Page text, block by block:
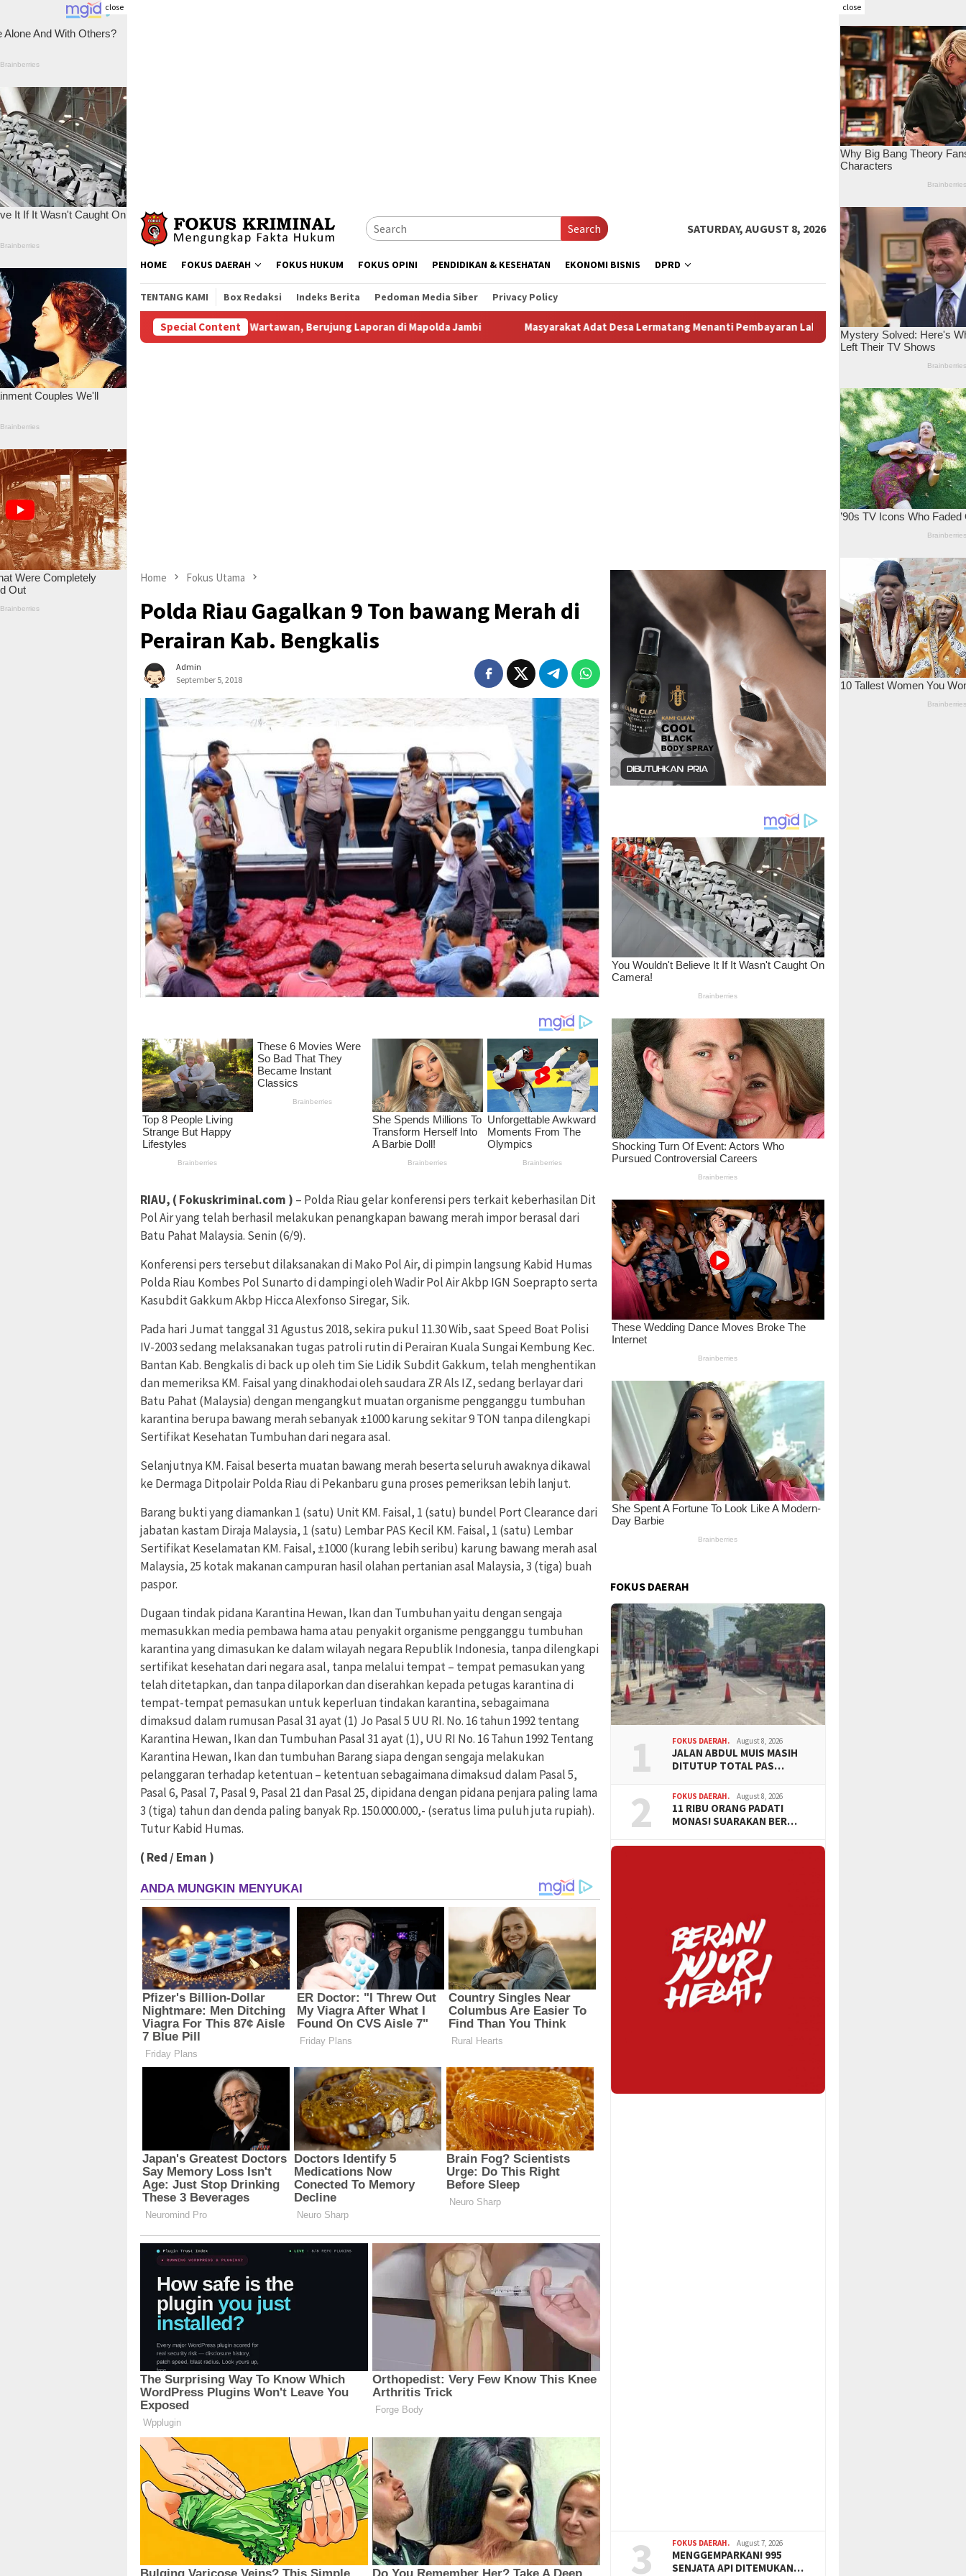
close close
Search SATURDAY, AUGUST 8, 2026
HOME FOKUS DAERAH FOKUS HUKUM FOKUS OPINI PENDIDIKAN & KESEHATAN EKONOMI BISNIS DPRD
TENTANG KAMI Box Redaksi Indeks Berita Pedoman Media Siber Privacy Policy
Special Content
Subsidi Aniaya Wartawan, Berujung Laporan di Mapolda Jambi Masyarakat Adat Desa Lermatang Menanti Pembayaran Lahan: Antara Dugaan Konspirasi dan Bayang-Bayang “Makelar
Home Fokus Utama
Polda Riau Gagalkan 9 Ton bawang Merah di
Perairan Kab. Bengkalis
Admin
September 5, 2018
RIAU, ( Fokuskriminal.com ) – Polda Riau gelar konferensi pers terkait keberhasilan Dit
Pol Air yang telah berhasil melakukan penangkapan bawang merah impor berasal dari
Batu Pahat Malaysia. Senin (6/9).
Konferensi pers tersebut dilaksanakan di Mako Pol Air, di pimpin langsung Kabid Humas
Polda Riau Kombes Pol Sunarto di dampingi oleh Wadir Pol Air Akbp IGN Soeprapto serta
Kasubdit Gakkum Akbp Hicca Alexfonso Siregar, Sik.
Pada hari Jumat tanggal 31 Agustus 2018, sekira pukul 11.30 Wib, saat Speed Boat Polisi
IV-2003 sedang melaksanakan tugas patroli rutin di Perairan Kuala Sungai Kembung Kec.
Bantan Kab. Bengkalis di back up oleh tim Sie Lidik Subdit Gakkum, telah menghentikan
dan memeriksa KM. Faisal yang dinakhodai oleh saudara ZR Als IZ, sedang berlayar dari
Batu Pahat (Malaysia) dengan mengangkut muatan organisme pengganggu tumbuhan
karantina berupa bawang merah sebanyak ±1000 karung sekitar 9 TON tanpa dilengkapi
Sertifikat Kesehatan Tumbuhan dari negara asal.
Selanjutnya KM. Faisal beserta muatan bawang merah beserta seluruh awaknya dikawal
ke Dermaga Ditpolair Polda Riau di Pekanbaru guna proses pemeriksan lebih lanjut.
Barang bukti yang diamankan 1 (satu) Unit KM. Faisal, 1 (satu) bundel Port Clearance dari
jabatan kastam Diraja Malaysia, 1 (satu) Lembar PAS Kecil KM. Faisal, 1 (satu) Lembar
Sertifikat Keselamatan KM. Faisal, ±1000 (kurang lebih seribu) karung bawang merah asal
Malaysia, 25 kotak makanan campuran hasil olahan pertanian asal Malaysia, 3 (tiga) buah
paspor.
Dugaan tindak pidana Karantina Hewan, Ikan dan Tumbuhan yaitu dengan sengaja
memasukkan media pembawa hama atau penyakit organisme pengganggu tumbuhan
karantina yang dimasukan ke dalam wilayah negara Republik Indonesia, tanpa dilengkapi
sertifikat kesehatan dari negara asal, tanpa melalui tempat – tempat pemasukan yang
telah ditetapkan, dan tanpa dilaporkan dan diserahkan kepada petugas karantina di
tempat-tempat pemasukan untuk keperluan tindakan karantina, sebagaimana
dimaksud dalam rumusan Pasal 31 ayat (1) Jo Pasal 5 UU RI. No. 16 tahun 1992 tentang
Karantina Hewan, Ikan dan Tumbuhan Pasal 31 ayat (1), UU RI No. 16 Tahun 1992 Tentang
Karantina Hewan, Ikan dan tumbuhan Barang siapa dengan sengaja melakukan
pelanggaran terhadap ketentuan – ketentuan sebagaimana dimaksud dalam Pasal 5,
Pasal 6, Pasal 7, Pasal 9, Pasal 21 dan Pasal 25, dipidana dengan pidana penjara paling lama
3 (tiga) tahun dan denda paling banyak Rp. 150.000.000,- (seratus lima puluh juta rupiah).
Tutur Kabid Humas.
( Red / Eman )
FOKUS DAERAH
1 FOKUS DAERAH. August 8, 2026
JALAN ABDUL MUIS MASIH
DITUTUP TOTAL PAS…
2 FOKUS DAERAH. August 8, 2026
11 RIBU ORANG PADATI
MONAS! SUARAKAN BER…
3 FOKUS DAERAH. August 7, 2026
MENGGEMPARKAN! 995
SENJATA API DITEMUKAN…